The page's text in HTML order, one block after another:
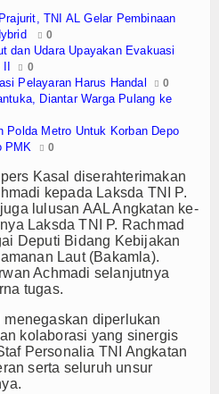
TNI AL Gelar Pembinaan
0
dan Udara Upayakan Evakuasi
II
0
Pelayaran Harus Handal 0
Diantar Warga Pulang ke
Polda Metro Untuk Korban Depo
PMK
0
Kasal diserahterimakan
kepada Laksda TNI P.
lulusan AAL Angkatan ke-
Laksda TNI P. Rachmad
Deputi Bidang Kebijakan
Laut (Bakamla).
Achmadi selanjutnya
tugas.
diperlukan
kolaborasi yang sinergis
Personalia TNI Angkatan
serta seluruh unsur